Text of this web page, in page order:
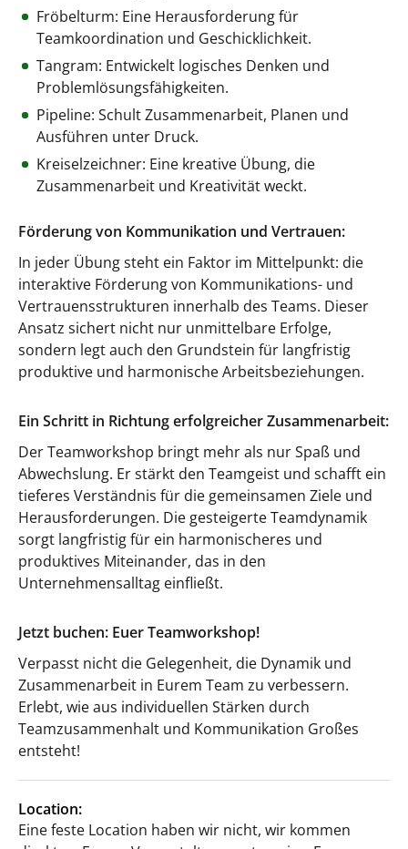
Fröbelturm: Eine Herausforderung für
Teamkoordination und Geschicklichkeit.
Tangram: Entwickelt logisches Denken und
Problemlösungsfähigkeiten.
Pipeline: Schult Zusammenarbeit, Planen und
Ausführen unter Druck.
Kreiselzeichner: Eine kreative Übung, die
Zusammenarbeit und Kreativität weckt.
Förderung von Kommunikation und Vertrauen:
In jeder Übung steht ein Faktor im Mittelpunkt: die
interaktive Förderung von Kommunikations- und
Vertrauensstrukturen innerhalb des Teams. Dieser
Ansatz sichert nicht nur unmittelbare Erfolge,
sondern legt auch den Grundstein für langfristig
produktive und harmonische Arbeitsbeziehungen.
Ein Schritt in Richtung erfolgreicher Zusammenarbeit:
Der Teamworkshop bringt mehr als nur Spaß und
Abwechslung. Er stärkt den Teamgeist und schafft ein
tieferes Verständnis für die gemeinsamen Ziele und
Herausforderungen. Die gesteigerte Teamdynamik
sorgt langfristig für ein harmonischeres und
produktives Miteinander, das in den
Unternehmensalltag einfließt.
Jetzt buchen: Euer Teamworkshop!
Verpasst nicht die Gelegenheit, die Dynamik und
Zusammenarbeit in Eurem Team zu verbessern.
Erlebt, wie aus individuellen Stärken durch
Teamzusammenhalt und Kommunikation Großes
entsteht!
Location:
Eine feste Location haben wir nicht, wir kommen